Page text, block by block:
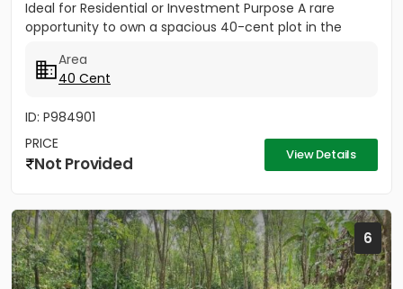
Ideal for Residential or Investment Purpose A rare
opportunity to own a spacious 40-cent plot in the
Area
40 Cent
ID: P984901
PRICE
Not Provided View Details
6